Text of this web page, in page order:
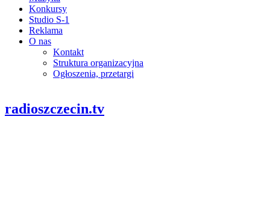
Konkursy
Studio S-1
Reklama
O nas
Kontakt
Struktura organizacyjna
Ogłoszenia, przetargi
radioszczecin.tv